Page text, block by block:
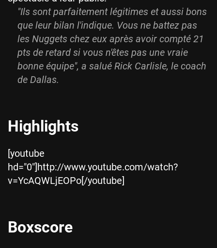
"Ils sont parfaitement légitimes et aussi bons
que leur bilan l'indique. Vous ne battez pas
les Nuggets chez eux après avoir compté 21
pts de retard si vous n'êtes pas une vraie
bonne équipe", a salué Rick Carlisle, le coach
de Dallas.
Highlights
[youtube
hd="0"]http://www.youtube.com/watch?
v=YcAQWLjEOPo[/youtube]
Boxscore